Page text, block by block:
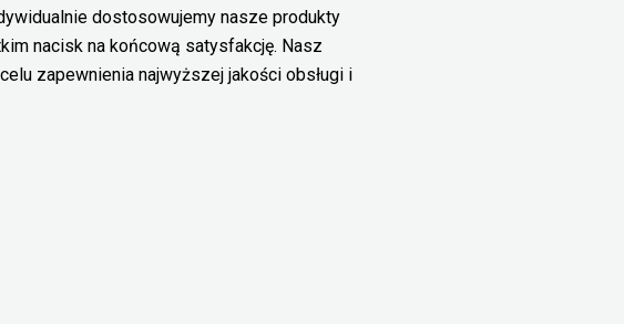
dostosowujemy nasze produkty
nacisk na końcową satysfakcję. Nasz
zapewnienia najwyższej jakości obsługi i